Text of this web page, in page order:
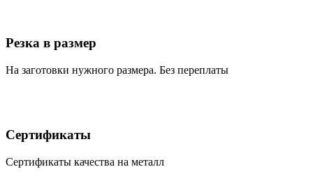
Резка в размер
На заготовки нужного размера. Без переплаты
Сертификаты
Сертификаты качества на металл